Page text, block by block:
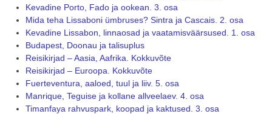
Kevadine Porto, Fado ja ookean. 3. osa
Mida teha Lissaboni ümbruses? Sintra ja Cascais. 2. osa
Kevadine Lissabon, linnaosad ja vaatamisväärsused. 1. osa
Budapest, Doonau ja talisuplus
Reisikirjad – Aasia, Aafrika. Kokkuvõte
Reisikirjad – Euroopa. Kokkuvõte
Fuerteventura, aaloed, tuul ja liiv. 5. osa
Manrique, Teguise ja kollane allveelaev. 4. osa
Timanfaya rahvuspark, koopad ja kaktused. 3. osa